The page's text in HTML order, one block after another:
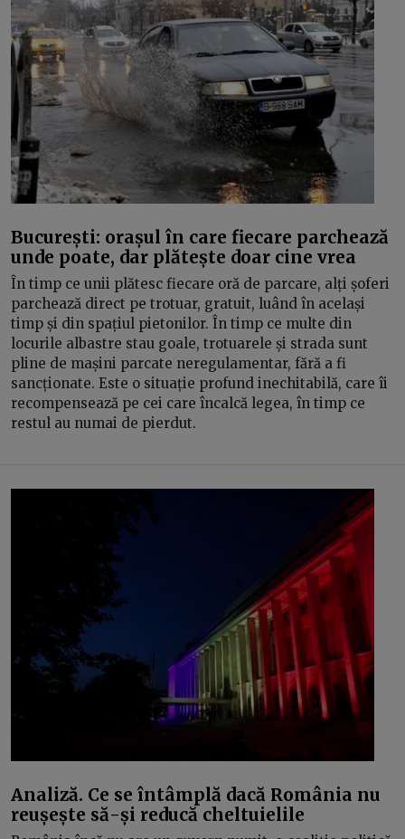
București: orașul în care fiecare parchează
unde poate, dar plătește doar cine vrea
În timp ce unii plătesc fiecare oră de parcare, alți șoferi
parchează direct pe trotuar, gratuit, luând în același
timp și din spațiul pietonilor. În timp ce multe din
locurile albastre stau goale, trotuarele și strada sunt
pline de mașini parcate neregulamentar, fără a fi
sancționate. Este o situație profund inechitabilă, care îi
recompensează pe cei care încalcă legea, în timp ce
restul au numai de pierdut.
Analiză. Ce se întâmplă dacă România nu
reușește să-și reducă cheltuielile